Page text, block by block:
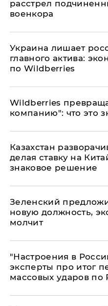
расстрел
военкора
​Украина лишает
главного актива:
по Wildberries
Wildberries
компанию": что это
Казахстан
делая ставку на
знаковое решение
Зеленский
новую должность,
молчит
"Настроения в
эксперты про итог
массовых ударов по